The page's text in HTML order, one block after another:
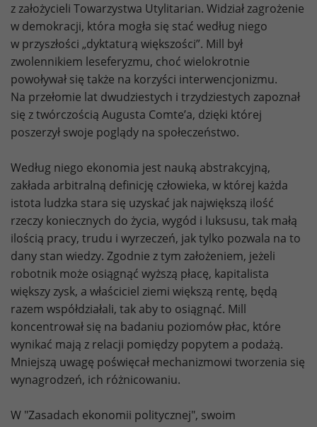
z założycieli Towarzystwa Utylitarian. Widział zagrożenie
w demokracji, która mogła się stać według niego
w przyszłości „dyktaturą większości”. Mill był
zwolennikiem leseferyzmu, choć wielokrotnie
powoływał się także na korzyści interwencjonizmu.
Na przełomie lat dwudziestych i trzydziestych zapoznał
się z twórczością Augusta Comte’a, dzięki której
poszerzył swoje poglądy na społeczeństwo.
Według niego ekonomia jest nauką abstrakcyjną,
zakłada arbitralną definicję człowieka, w której każda
istota ludzka stara się uzyskać jak największą ilość
rzeczy koniecznych do życia, wygód i luksusu, tak małą
ilością pracy, trudu i wyrzeczeń, jak tylko pozwala na to
dany stan wiedzy. Zgodnie z tym założeniem, jeżeli
robotnik może osiągnąć wyższą płacę, kapitalista
większy zysk, a właściciel ziemi większą rentę, będą
razem współdziałali, tak aby to osiągnąć. Mill
koncentrował się na badaniu poziomów płac, które
wynikać mają z relacji pomiędzy popytem a podażą.
Mniejszą uwagę poświęcał mechanizmowi tworzenia się
wynagrodzeń, ich różnicowaniu.
W "Zasadach ekonomii politycznej", swoim